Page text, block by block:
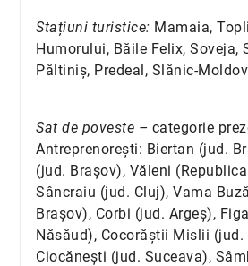
Stațiuni turistice: Mamaia,
Humorului, Băile Felix, Soveja,
Păltiniș, Predeal, Slănic-
Sat de poveste – categorie
Antreprenorești: Biertan (jud.
(jud. Brașov), Văleni
Sâncraiu (jud. Cluj), Vama
Brașov), Corbi (jud. Argeș),
Năsăud), Cocorăștii Mislii (jud.
Ciocănești (jud. Suceava),